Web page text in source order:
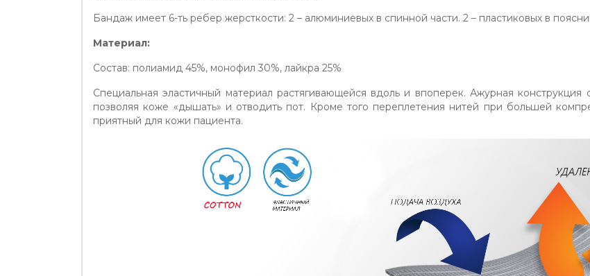
Бандаж имеет 6-ть ребер жерсткости: 2 – алюминиевых в спинной части. 2 – пластиковых в
Материал:
Состав: полиамид 45%, монофил 30%, лайкра 25%
Специальная эластичный материал растягивающейся вдоль и впоперек. Ажурная
позволяя коже «дышать» и отводить пот. Кроме того переплетения нитей при большей
приятный для кожи пациента.